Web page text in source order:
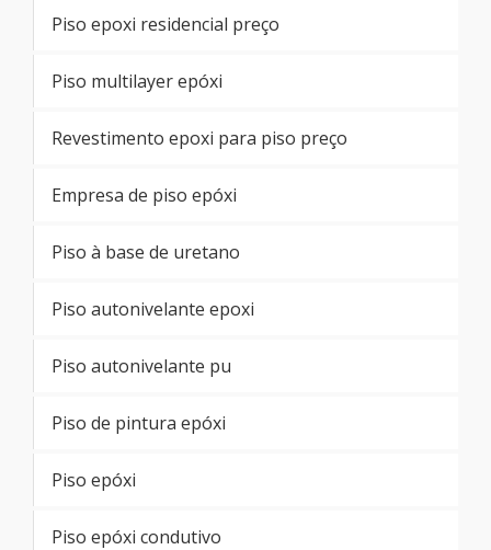
Piso epoxi residencial preço
Piso multilayer epóxi
Revestimento epoxi para piso preço
Empresa de piso epóxi
Piso à base de uretano
Piso autonivelante epoxi
Piso autonivelante pu
Piso de pintura epóxi
Piso epóxi
Piso epóxi condutivo